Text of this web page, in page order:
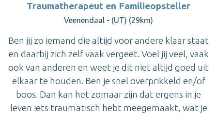
Traumatherapeut en Familieopsteller
Veenendaal - (UT) (29km)
Ben jij zo iemand die altijd voor andere klaar staat
en daarbij zich zelf vaak vergeet. Voel jij veel, vaak
ook van anderen en weet je dit niet altijd goed uit
elkaar te houden. Ben je snel overprikkeld en/of
boos. Dan kan het zomaar zijn dat ergens in je
leven iets traumatisch hebt meegemaakt, wat je